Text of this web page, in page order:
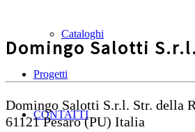
Cataloghi
Progetti
CONTATTI
Domingo Salotti S.r.l.
Domingo Salotti S.r.l. Str. della
61121 Pesaro (PU) Italia